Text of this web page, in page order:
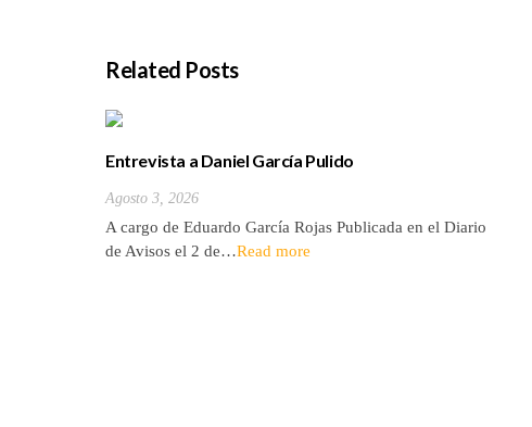
Related Posts
Entrevista a Daniel García Pulido
Agosto 3, 2026
A cargo de Eduardo García Rojas Publicada en el Diario
de Avisos el 2 de…Read more